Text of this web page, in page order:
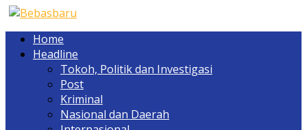
Home
Headline
Tokoh, Politik dan Investigasi
Post
Kriminal
Nasional dan Daerah